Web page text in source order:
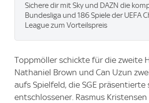
Sichere dir mit Sky und DAZN die
Bundesliga und 186 Spiele der UEFA
League zum Vorteilspreis
Toppmöller schickte für die zweite
Nathaniel Brown und Can Uzun
aufs Spielfeld, die SGE präsentierte
entschlossener. Rasmus